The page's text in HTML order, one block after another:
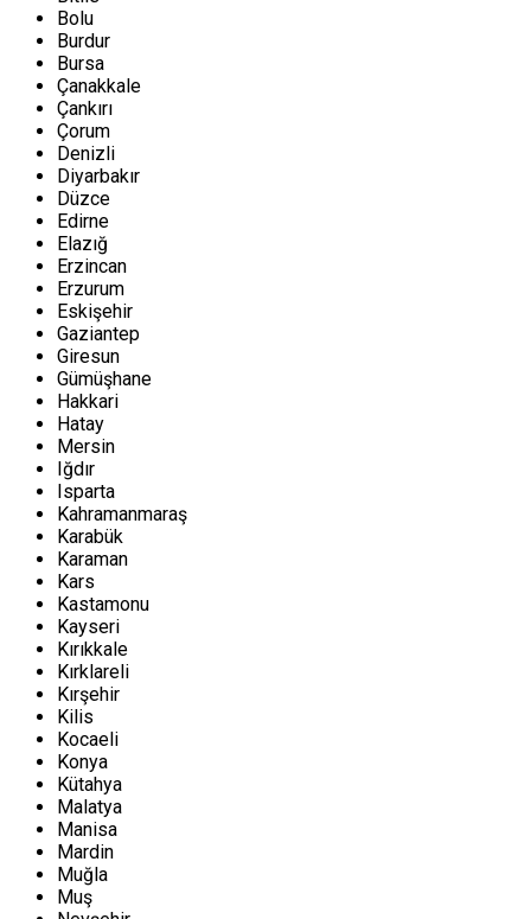
Bolu
Burdur
Bursa
Çanakkale
Çankırı
Çorum
Denizli
Diyarbakır
Düzce
Edirne
Elazığ
Erzincan
Erzurum
Eskişehir
Gaziantep
Giresun
Gümüşhane
Hakkari
Hatay
Mersin
Iğdır
Isparta
Kahramanmaraş
Karabük
Karaman
Kars
Kastamonu
Kayseri
Kırıkkale
Kırklareli
Kırşehir
Kilis
Kocaeli
Konya
Kütahya
Malatya
Manisa
Mardin
Muğla
Muş